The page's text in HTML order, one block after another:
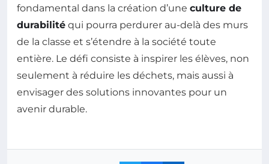
fondamental dans la création d’une culture de
durabilité qui pourra perdurer au-delà des murs
de la classe et s’étendre à la société toute
entière. Le défi consiste à inspirer les élèves, non
seulement à réduire les déchets, mais aussi à
envisager des solutions innovantes pour un
avenir durable.